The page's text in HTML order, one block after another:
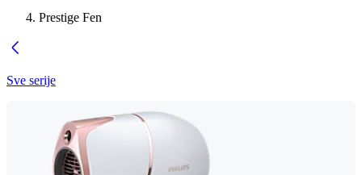
Prestige Fen
Sve serije